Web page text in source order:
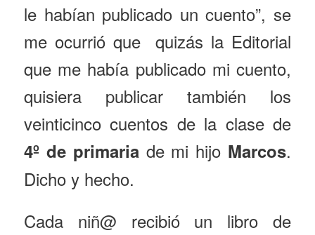
le habían publicado un cuento”, se
me ocurrió que quizás la Editorial
que me había publicado mi cuento,
quisiera publicar también los
veinticinco cuentos de la clase de
4º de primaria de mi hijo Marcos.
Dicho y hecho.
Cada niñ@ recibió un libro de